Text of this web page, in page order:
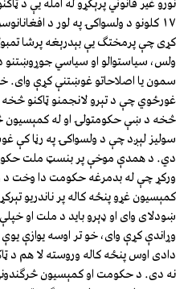
١٧ کلونو د ولسواکۍ په لور د
کړى چې پرمختګ يې بېدرېغه پرشا
ولس، سياستوالو او سياسي جوړوښتنو
سمون يا اصلاحاتو غوښتنې کړې واى.
غورځوي چې د تېرو لانجمنو ټاکنو
څخه د ښې حکومتولۍ او له کمېسيون
سوليز لېږد چې د ولسواکۍ په رڼا کې
دي. د همدې موخې پر بنسټ ملت
ورکړ چې له بدمرغه حکومت دا وخت د
کمېسيون غړو پنځه کاله پر ناندريو
ښودلاى واى او ډېرو بايد د ملت او
وړاندې کړې واى، خو تر اوسه يوازې
دادى اوس پنځه کاله وروسته لا هم د
نه دى. د حکومت او کمېسيون